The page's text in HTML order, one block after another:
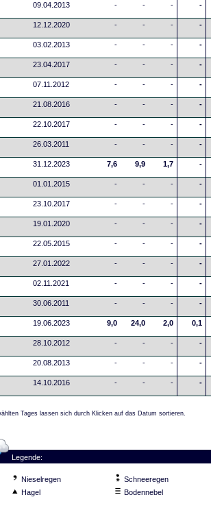
09.04.2013 - - - -
12.12.2020 - - - -
03.02.2013 - - - -
23.04.2017 - - - -
07.11.2012 - - - -
21.08.2016 - - - -
22.10.2017 - - - -
26.03.2011 - - - -
31.12.2023 7,6 9,9 1,7 -
01.01.2015 - - - -
23.10.2017 - - - -
19.01.2020 - - - -
22.05.2015 - - - -
27.01.2022 - - - -
02.11.2021 - - - -
30.06.2011 - - - -
19.06.2023 9,0 24,0 2,0 0,1
28.10.2012 - - - -
20.08.2013 - - - -
14.10.2016 - - - -
Tages lassen sich durch Klicken auf das Datum sortieren.
Legende:
Nieselregen
Schneeregen
Hagel
Bodennebel